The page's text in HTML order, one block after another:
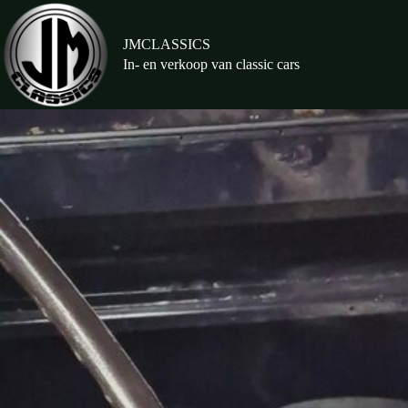
naar
de
inhoud
JMCLASSICS
In- en verkoop van classic cars